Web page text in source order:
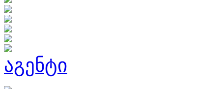
აგენტი